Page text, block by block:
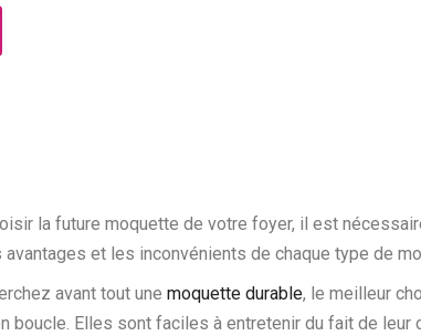
la future moquette de votre foyer, il est
avantages et les inconvénients de chaque type de
avant tout une moquette durable, le meilleur
boucle. Elles sont faciles à entretenir du fait de leur